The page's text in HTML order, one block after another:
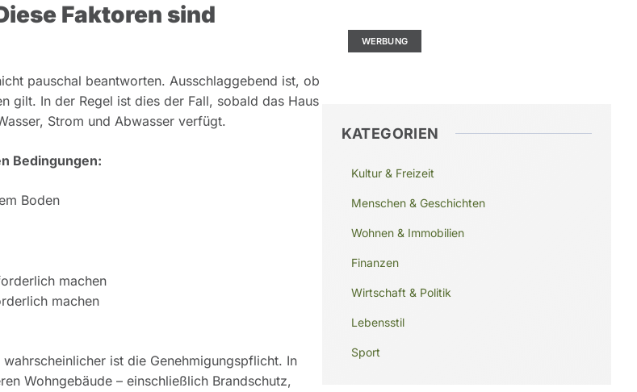
Faktoren sind
pauschal beantworten. Ausschlaggebend ist, ob
gilt. In der Regel ist dies der Fall, sobald das Haus
Strom und Abwasser verfügt.
Bedingungen:
Boden
machen
machen
ist die Genehmigungspflicht. In
Wohngebäude – einschließlich Brandschutz,
WERBUNG
KATEGORIEN
Kultur & Freizeit
Menschen & Geschichten
Wohnen & Immobilien
Finanzen
Wirtschaft & Politik
Lebensstil
Sport